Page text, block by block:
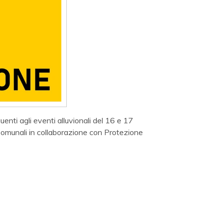
agli eventi alluvionali del 16 e 17
in collaborazione con Protezione